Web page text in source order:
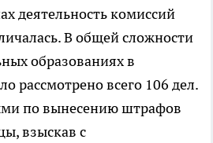
деятельность комиссий
В общей сложности
образованиях в
рассмотрено всего 106 дел.
по вынесению штрафов
взыскав с